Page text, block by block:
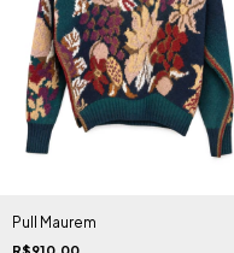
Pull Maurem
R$910,00